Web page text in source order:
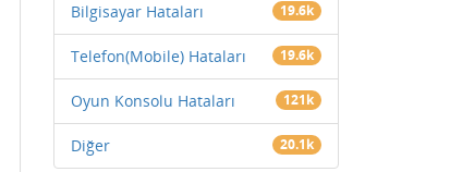
Bilgisayar Hataları 19.6k
Telefon(Mobile) Hataları 19.6k
Oyun Konsolu Hataları 121k
Diğer 20.1k